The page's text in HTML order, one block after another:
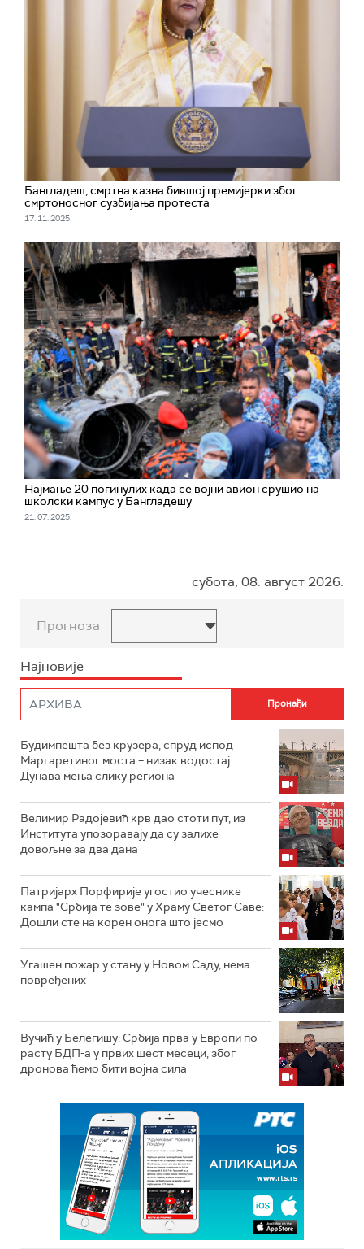
Бангладеш, смртна казна бившој премијерки због
смртоносног сузбијања протеста
17. 11. 2025.
Најмање 20 погинулих када се војни авион срушио на
школски кампус у Бангладешу
21. 07. 2025.
субота, 08. август 2026.
Прогноза
Најновије
Будимпешта без крузера, спруд испод
Маргаретиног моста – низак водостај
Дунава мења слику региона
Велимир Радојевић крв дао стоти пут, из
Института упозоравају да су залихе
довољне за два дана
Патријарх Порфирије угостио учеснике
кампа "Србија те зове" у Храму Светог Саве:
Дошли сте на корен онога што јесмо
Угашен пожар у стану у Новом Саду, нема
повређених
Вучић у Белегишу: Србија прва у Европи по
расту БДП-а у првих шест месеци, због
дронова ћемо бити војна сила